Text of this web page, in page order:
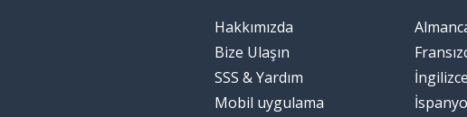
Hakkımızda
Bize Ulaşın
SSS & Yardım
Mobil uygulama